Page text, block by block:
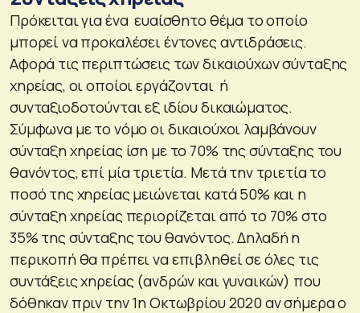
Πρόκειται για ένα ευαίσθητο θέμα το οποίο
μπορεί να προκαλέσει έντονες αντιδράσεις.
Αφορά τις περιπτώσεις των δικαιούχων σύνταξης
χηρείας, οι οποίοι εργάζονται ή
συνταξιοδοτούνται εξ ιδίου δικαιώματος.
Σύμφωνα με το νόμο οι δικαιούχοι λαμβάνουν
σύνταξη χηρείας ίση με το 70% της σύνταξης του
θανόντος, επί μία τριετία. Μετά την τριετία το
ποσό της χηρείας μειώνεται κατά 50% και η
σύνταξη χηρείας περιορίζεται από το 70% στο
35% της σύνταξης του θανόντος. Δηλαδή η
περικοπή θα πρέπει να επιβληθεί σε όλες τις
συντάξεις χηρείας (ανδρών και γυναικών) που
δόθηκαν πριν την 1η Οκτωβρίου 2020 αν σήμερα ο